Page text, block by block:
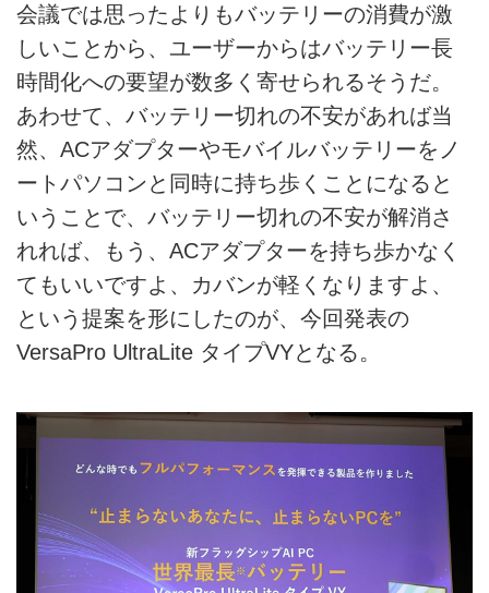
会議では思ったよりもバッテリーの消費が激
しいことから、ユーザーからはバッテリー長
時間化への要望が数多く寄せられるそうだ。
あわせて、バッテリー切れの不安があれば当
然、ACアダプターやモバイルバッテリーをノ
ートパソコンと同時に持ち歩くことになると
いうことで、バッテリー切れの不安が解消さ
れれば、もう、ACアダプターを持ち歩かなく
てもいいですよ、カバンが軽くなりますよ、
という提案を形にしたのが、今回発表の
VersaPro UltraLite タイプVYとなる。